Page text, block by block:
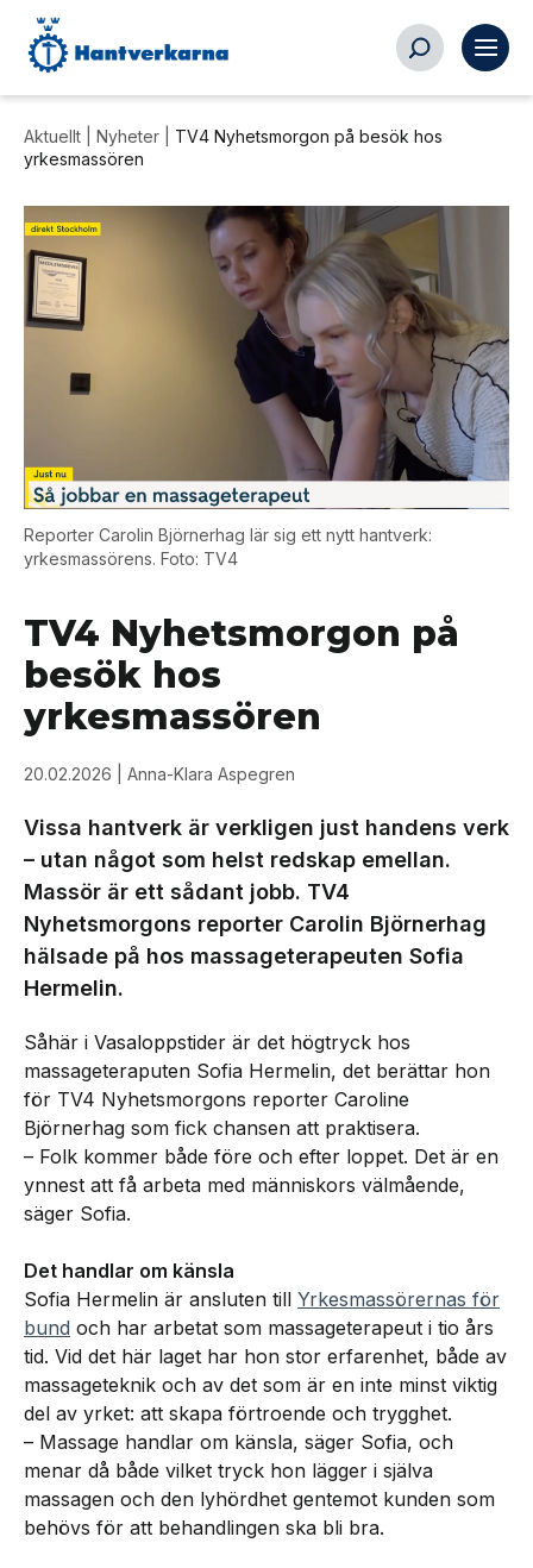
Aktuellt | Nyheter
TV4 Nyhetsmorgon på besök hos
yrkesmassören
Reporter Carolin Björnerhag lär sig ett nytt hantverk:
yrkesmassörens. Foto: TV4
TV4 Nyhetsmorgon på
besök hos
yrkesmassören
20.02.2026 | Anna-Klara Aspegren
Vissa hantverk är verkligen just handens verk
– utan något som helst redskap emellan.
Massör är ett sådant jobb. TV4
Nyhetsmorgons reporter Carolin Björnerhag
hälsade på hos massageterapeuten Sofia
Hermelin.
Såhär i Vasaloppstider är det högtryck hos
massageteraputen Sofia Hermelin, det berättar hon
för TV4 Nyhetsmorgons reporter Caroline
Björnerhag som fick chansen att praktisera.
– Folk kommer både före och efter loppet. Det är en
ynnest att få arbeta med människors välmående,
säger Sofia.
Det handlar om känsla
Sofia Hermelin är ansluten till Yrkesmassörernas för
bund och har arbetat som massageterapeut i tio års
tid. Vid det här laget har hon stor erfarenhet, både av
massageteknik och av det som är en inte minst viktig
del av yrket: att skapa förtroende och trygghet.
– Massage handlar om känsla, säger Sofia, och
menar då både vilket tryck hon lägger i själva
massagen och den lyhördhet gentemot kunden som
behövs för att behandlingen ska bli bra.